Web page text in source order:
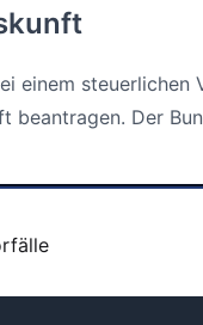
einem steuerlichen
beantragen. Der